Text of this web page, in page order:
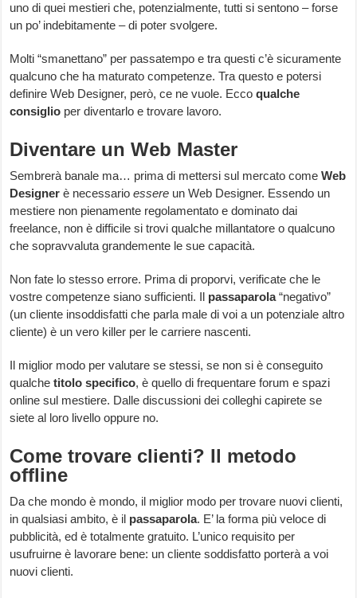
uno di quei mestieri che, potenzialmente, tutti si sentono – forse
un po’ indebitamente – di poter svolgere.
Molti “smanettano” per passatempo e tra questi c’è sicuramente
qualcuno che ha maturato competenze. Tra questo e potersi
definire Web Designer, però, ce ne vuole. Eccoqualche
consiglio per diventarlo e trovare lavoro.
Diventare un Web Master
Sembrerà banale ma… prima di mettersi sul mercato comeWeb
Designer è necessarioessere un Web Designer. Essendo un
mestiere non pienamente regolamentato e dominato dai
freelance, non è difficile si trovi qualche millantatore o qualcuno
che sopravvaluta grandemente le sue capacità.
Non fate lo stesso errore. Prima di proporvi, verificate che le
vostre competenze siano sufficienti. Il passaparola“negativo”
(un cliente insoddisfatti che parla male di voi a un potenziale altro
cliente) è un vero killer per le carriere nascenti.
Il miglior modo per valutare se stessi, se non si è conseguito
qualche titolo specifico, è quello di frequentare forum e spazi
online sul mestiere. Dalle discussioni dei colleghi capirete se
siete al loro livello oppure no.
Come trovare clienti? Il metodo
offline
Da che mondo è mondo, il miglior modo per trovare nuovi clienti,
in qualsiasi ambito, è il passaparola. E’ la forma più veloce di
pubblicità, ed è totalmente gratuito. L’unico requisito per
usufruirne è lavorare bene: un cliente soddisfatto porterà a voi
nuovi clienti.